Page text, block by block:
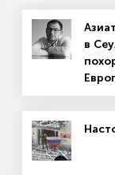
в сфере массовых
в